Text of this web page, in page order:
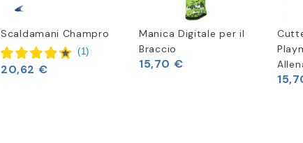
Scaldamani Champro
(1)
20,62 €
Manica Digitale per il
Braccio
15,70 €